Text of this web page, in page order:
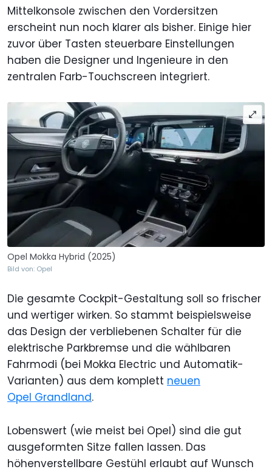
Mittelkonsole zwischen den Vordersitzen
erscheint nun noch klarer als bisher. Einige hier
zuvor über Tasten steuerbare Einstellungen
haben die Designer und Ingenieure in den
zentralen Farb-Touchscreen integriert.
Opel Mokka Hybrid (2025)
Bild von: Opel
Die gesamte Cockpit-Gestaltung soll so frischer
und wertiger wirken. So stammt beispielsweise
das Design der verbliebenen Schalter für die
elektrische Parkbremse und die wählbaren
Fahrmodi (bei Mokka Electric und Automatik-
Varianten) aus dem komplett neuen
Opel Grandland.
Lobenswert (wie meist bei Opel) sind die gut
ausgeformten Sitze fallen lassen. Das
höhenverstellbare Gestühl erlaubt auf Wunsch